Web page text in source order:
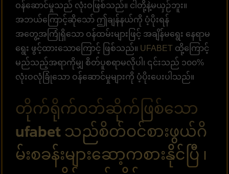
ဝန်ဆောင်မှုသည် လုံးဝဖြစ်သည်။ ငါတို့နဲ့မယှဉ်ဘူး။
အဘယ်ကြောင့်ဆိုသော် ဤချန်နယ်ကို ပံ့ပိုးရန်
အတွေ့အကြုံရှိသော ဝန်ထမ်းများဖြင့် အချိန်မရွေး နေရာမ
ရွေး ဖွင့်ထားသောကြောင့် ဖြစ်သည်။ UFABET ထို့ကြောင့်
မည်သည့်အရာကိုမျှ စိတ်ပူစရာမလိုပါ၊ ၎င်းသည် ၁၀၀%
လုံးဝလုံခြုံသော ဝန်ဆောင်မှုများကို ပံ့ပိုးပေးပါသည်။
တိုက်ရိုက်ဝဘ်ဆိုက်ဖြစ်သော
ufabet သည်စိတ်ဝင်စားဖွယ်ဂိ
မ်းစခန်းများဆော့ကစားနိုင်ပြီ ၊